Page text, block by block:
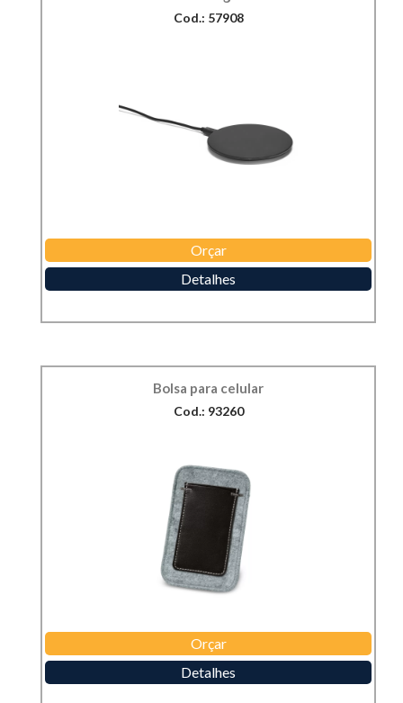
Cod.: 57908
Orçar
Detalhes
Bolsa para celular
Cod.: 93260
Orçar
Detalhes